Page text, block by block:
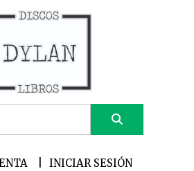
INICIAR SESIÓN